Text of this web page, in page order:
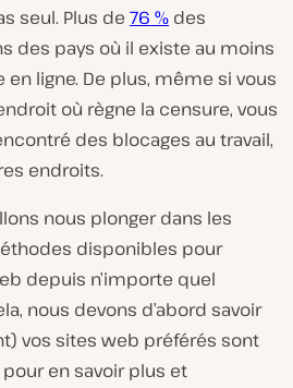
seul. Plus de 76 % des
des pays où il existe au moins
ligne. De plus, même si vous
où règne la censure, vous
des blocages au travail,
endroits.
nous plonger dans les
disponibles pour
depuis n’importe quel
nous devons d’abord savoir
vos sites web préférés sont
en savoir plus et